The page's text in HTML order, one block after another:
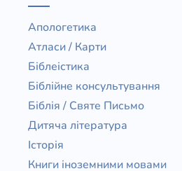
Апологетика
Атласи / Карти
Біблеістика
Біблійне консультування
Біблія / Святе Письмо
Дитяча література
Історія
Книги іноземними мовами